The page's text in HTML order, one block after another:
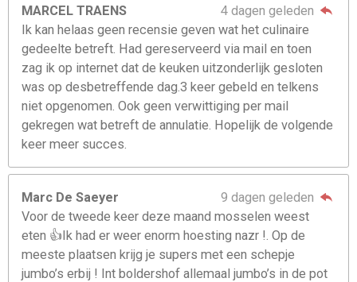
MARCEL TRAENS
4 dagen geleden
Ik kan helaas geen recensie geven wat het culinaire
gedeelte betreft. Had gereserveerd via mail en toen
zag ik op internet dat de keuken uitzonderlijk gesloten
was op desbetreffende dag.3 keer gebeld en telkens
niet opgenomen. Ook geen verwittiging per mail
gekregen wat betreft de annulatie. Hopelijk de volgende
keer meer succes.
Marc De Saeyer
9 dagen geleden
Voor de tweede keer deze maand mosselen weest
eten 👍Ik had er weer enorm hoesting nazr !. Op de
meeste plaatsen krijg je supers met een schepje
jumbo’s erbij ! Int boldershof allemaal jumbo’s in de pot